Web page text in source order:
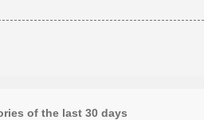
of the last 30 days